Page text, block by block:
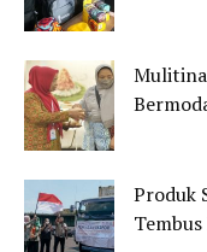
Mulitina
Produk